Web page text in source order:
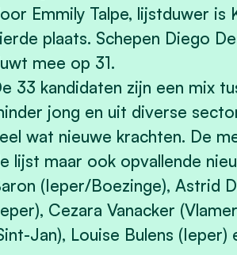
Emmily Talpe, lijstduwer
plaats. Schepen Diego
mee op 31.
33 kandidaten zijn een mix
jong en uit diverse
wat nieuwe krachten. De
lijst maar ook opvallende
(Ieper/Boezinge), Astrid
Cezara Vanacker
Jan), Louise Bulens